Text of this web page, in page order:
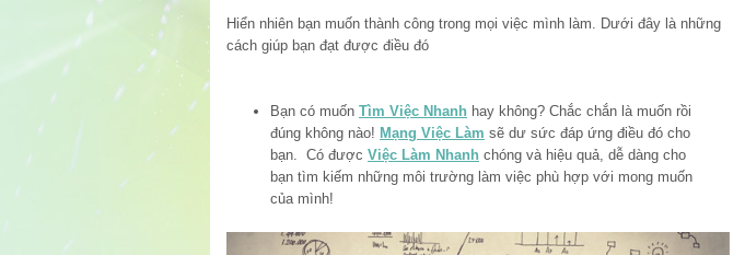
Hiển nhiên bạn muốn thành công trong mọi việc mình làm. Dưới đây là những
cách giúp bạn đạt được điều đó
Bạn có muốn Tìm Việc Nhanh hay không? Chắc chắn là muốn rồi
đúng không nào! Mạng Việc Làm sẽ dư sức đáp ứng điều đó cho
bạn. Có được Việc Làm Nhanh chóng và hiệu quả, dễ dàng cho
bạn tìm kiếm những môi trường làm việc phù hợp với mong muốn
của mình!